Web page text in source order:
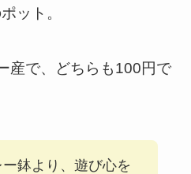
ット。
産で、どちらも100円で
鉢より、遊び心を